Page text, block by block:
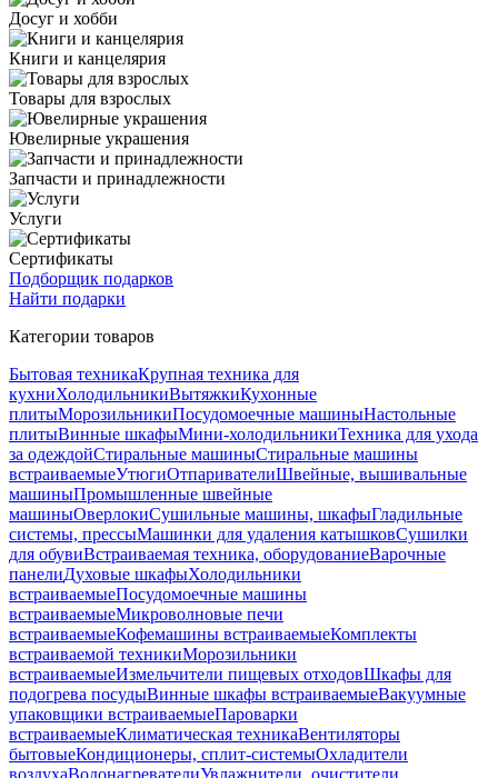
Досуг и хобби
Книги и канцелярия
Товары для взрослых
Ювелирные украшения
Запчасти и принадлежности
Услуги
Сертификаты
Подборщик подарков
Найти подарки
Категории товаров
Бытовая техникаКрупная техника для
кухниХолодильникиВытяжкиКухонные
плитыМорозильникиПосудомоечные машиныНастольные
плитыВинные шкафыМини-холодильникиТехника для ухода
за одеждойСтиральные машиныСтиральные машины
встраиваемыеУтюгиОтпаривателиШвейные, вышивальные
машиныПромышленные швейные
машиныОверлокиСушильные машины, шкафыГладильные
системы, прессыМашинки для удаления катышковСушилки
для обувиВстраиваемая техника, оборудованиеВарочные
панелиДуховые шкафыХолодильники
встраиваемыеПосудомоечные машины
встраиваемыеМикроволновые печи
встраиваемыеКофемашины встраиваемыеКомплекты
встраиваемой техникиМорозильники
встраиваемыеИзмельчители пищевых отходовШкафы для
подогрева посудыВинные шкафы встраиваемыеВакуумные
упаковщики встраиваемыеПароварки
встраиваемыеКлиматическая техникаВентиляторы
бытовыеКондиционеры, сплит-системыОхладители
воздухаВодонагревателиУвлажнители, очистители